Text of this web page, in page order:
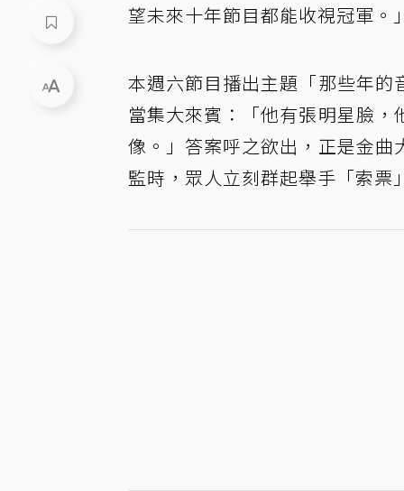
望未來十年節目都能收視冠軍。
本週六節目播出主題「那些年
當集大來賓：「他有張明星臉
像。」答案呼之欲出，正是金
監時，眾人立刻群起舉手「索